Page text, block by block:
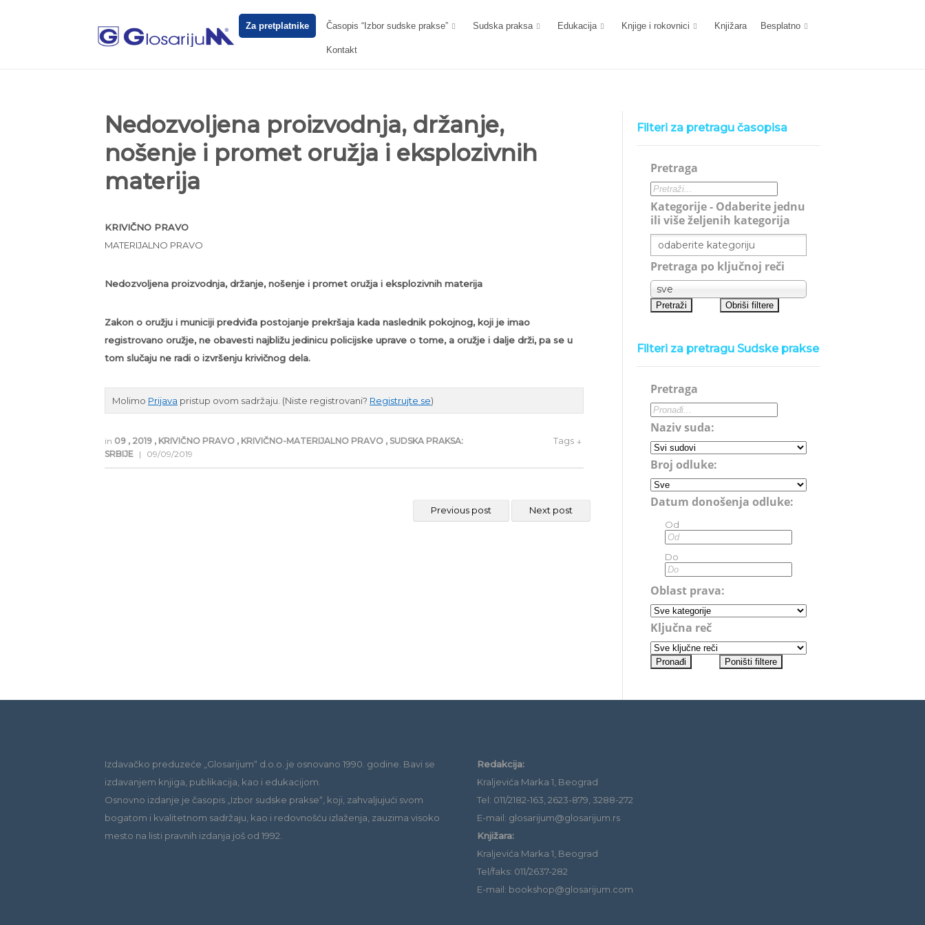
Za pretplatnike Časopis “Izbor sudske prakse” Sudska praksa Edukacija Knjige i rokovnici Knjižara Besplatno
Kontakt
Nedozvoljena proizvodnja, držanje,
nošenje i promet oružja i eksplozivnih
materija
KRIVIČNO PRAVO
MATERIJALNO PRAVO
Nedozvoljena proizvodnja, držanje, nošenje i promet oružja i eksplozivnih materija
Zakon o oružju i municiji predviđa postojanje prekršaja kada naslednik pokojnog, koji je imao
registrovano oružje, ne obavesti najbližu jedinicu policijske uprave o tome, a oružje i dalje drži, pa se u
tom slučaju ne radi o izvršenju krivičnog dela.
Molimo Prijava pristup ovom sadržaju. (Niste registrovani? Registrujte se)
in 09 , 2019 , KRIVIČNO PRAVO , KRIVIČNO-MATERIJALNO PRAVO , SUDSKA PRAKSA:
SRBIJE | 09/09/2019
Tags ↓
Previous post Next post
Filteri za pretragu časopisa
Pretraga
Kategorije - Odaberite jednu
ili više željenih kategorija
Pretraga po ključnoj reči
sve
Filteri za pretragu Sudske prakse
Pretraga
Naziv suda:
Broj odluke:
Datum donošenja odluke:
Od
Do
Oblast prava:
Ključna reč
Izdavačko preduzeće „Glosarijum“ d.o.o. je osnovano 1990. godine. Bavi se
izdavanjem knjiga, publikacija, kao i edukacijom.
Osnovno izdanje je časopis „Izbor sudske prakse“, koji, zahvaljujući svom
bogatom i kvalitetnom sadržaju, kao i redovnošću izlaženja, zauzima visoko
mesto na listi pravnih izdanja još od 1992.
Redakcija:
Kraljevića Marka 1, Beograd
Tel: 011/2182-163, 2623-879, 3288-272
E-mail: glosarijum@glosarijum.rs
Knjižara:
Kraljevića Marka 1, Beograd
Tel/faks: 011/2637-282
E-mail: bookshop@glosarijum.com